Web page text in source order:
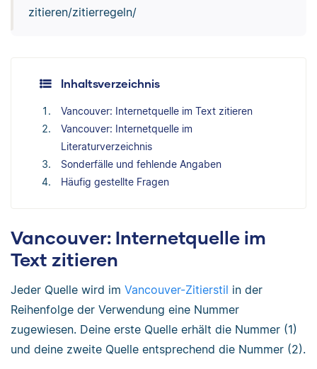
zitieren/zitierregeln/
Inhaltsverzeichnis
Vancouver: Internetquelle im Text zitieren
Vancouver: Internetquelle im
Literaturverzeichnis
Sonderfälle und fehlende Angaben
Häufig gestellte Fragen
Vancouver: Internetquelle im
Text zitieren
Jeder Quelle wird im Vancouver-Zitierstil in der
Reihenfolge der Verwendung eine Nummer
zugewiesen. Deine erste Quelle erhält die Nummer (1)
und deine zweite Quelle entsprechend die Nummer (2).